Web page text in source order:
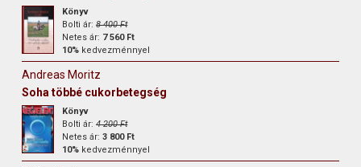
Könyv
Bolti ár:8 400 Ft
Netes ár: 7 560 Ft
10% kedvezménnyel
Andreas Moritz
Soha többé cukorbetegség
Könyv
Bolti ár:4 200 Ft
Netes ár:3 800 Ft
10% kedvezménnyel